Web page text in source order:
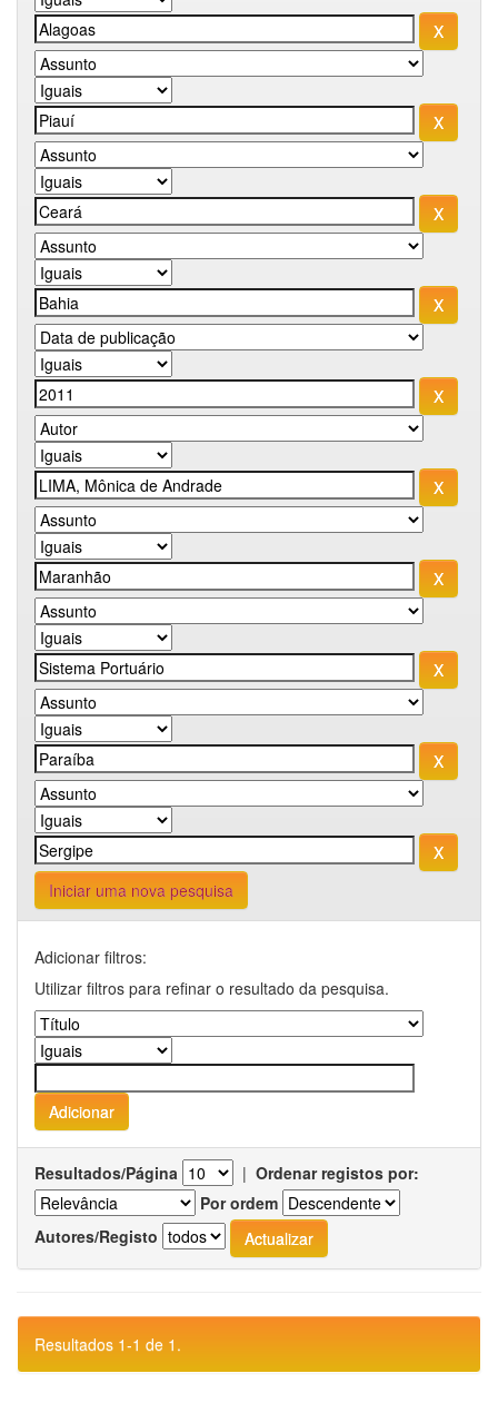
Iniciar uma nova pesquisa
Adicionar filtros:
Utilizar filtros para refinar o resultado da pesquisa.
Resultados/Página | Ordenar registos por:
Por ordem
Autores/Registo
Resultados 1-1 de 1.